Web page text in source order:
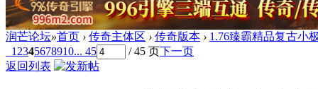
润芒论坛»首页 › 传奇主体区 › 传奇版本 › 1.76臻霸精品复古小
1 2345678910... 45 / 45 页下一页
返回列表